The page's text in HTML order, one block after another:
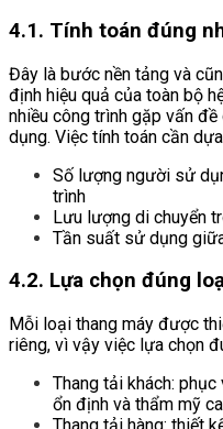
4.1. Tính toán đúng
Đây là bước nền tảng và
định hiệu quả của toàn bộ
nhiều công trình gặp vấn
dụng. Việc tính toán cần
Số lượng người sử
trình
Lưu lượng di chuyển
Tần suất sử dụng
4.2. Lựa chọn đúng
Mỗi loại thang máy được
riêng, vì vậy việc lựa chọn
Thang tải khách:
ổn định và thẩm mỹ